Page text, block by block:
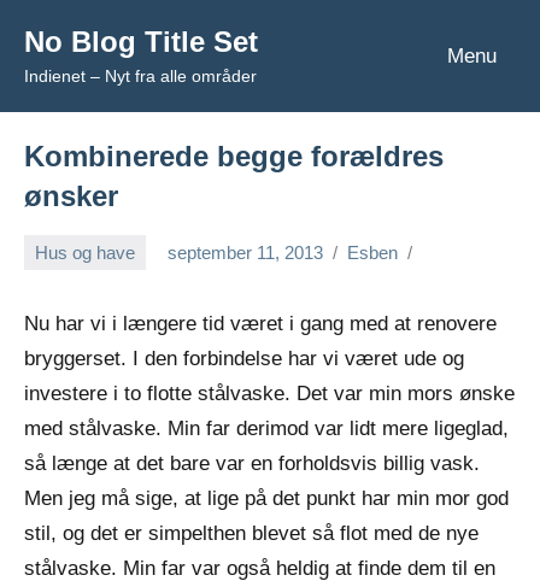
indhold
No Blog Title Set
Indienet – Nyt fra alle områder
Menu
Kombinerede begge forældres
ønsker
Hus og have september 11, 2013 Esben
Nu har vi i længere tid været i gang med at renovere
bryggerset. I den forbindelse har vi været ude og
investere i to flotte stålvaske. Det var min mors ønske
med stålvaske. Min far derimod var lidt mere ligeglad,
så længe at det bare var en forholdsvis billig vask.
Men jeg må sige, at lige på det punkt har min mor god
stil, og det er simpelthen blevet så flot med de nye
stålvaske. Min far var også heldig at finde dem til en